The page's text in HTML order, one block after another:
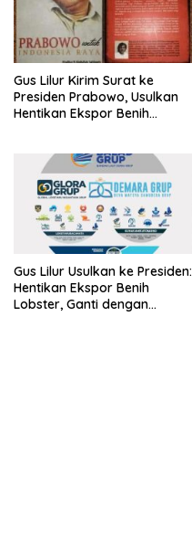
Gus Lilur Kirim Surat ke
Presiden Prabowo, Usulkan
Hentikan Ekspor Benih
Gus Lilur Usulkan ke Presiden:
Hentikan Ekspor Benih
Lobster, Ganti dengan